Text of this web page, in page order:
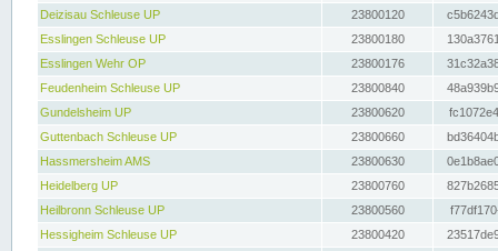
Deizisau Schleuse UP
23800120
Esslingen Schleuse UP
23800180
Esslingen Wehr OP
23800176
Feudenheim Schleuse UP
23800840
Gundelsheim UP
23800620
Guttenbach Schleuse UP
23800660
Hassmersheim AMS
23800630
Heidelberg UP
23800760
Heilbronn Schleuse UP
23800560
Hessigheim Schleuse UP
23800420